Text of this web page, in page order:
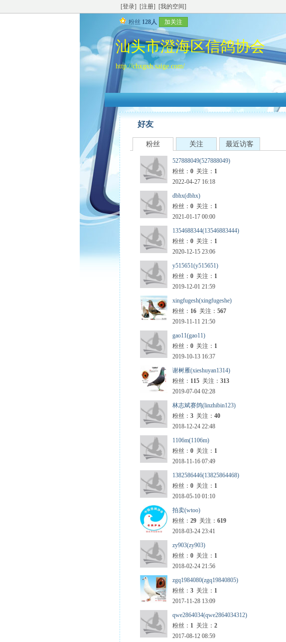
[登录] [注册] [我的空间]
粉丝 128人 加关注
汕头市澄海区信鸽协会
http://chxgxh.saige.com/
好友
粉丝 关注 最近访客
527888049(527888049)
粉丝： 0 关注： 1
2022-04-27 16:18
dbhx(dbhx)
粉丝： 0 关注： 1
2021-01-17 00:00
1354688344(13546883444)
粉丝： 0 关注： 1
2020-12-15 23:06
y515651(y515651)
粉丝： 0 关注： 1
2019-12-01 21:59
xingfugesh(xingfugeshe)
粉丝： 16 关注： 567
2019-11-11 21:50
gao11(gao11)
粉丝： 0 关注： 1
2019-10-13 16:37
谢树雁(xieshuyan1314)
粉丝： 115 关注： 313
2019-07-04 02:28
林志斌赛鸽(linzhibin123)
粉丝： 3 关注： 40
2018-12-24 22:48
1106m(1106m)
粉丝： 0 关注： 1
2018-11-16 07:49
1382586446(13825864468)
粉丝： 0 关注： 1
2018-05-10 01:10
拍卖(wtoo)
粉丝： 29 关注： 619
2018-03-24 23:41
zy903(zy903)
粉丝： 0 关注： 1
2018-02-24 21:56
zgq1984080(zgq19840805)
粉丝： 3 关注： 1
2017-11-28 13:09
qwe2864034(qwe2864034312)
粉丝： 1 关注： 2
2017-08-12 08:59